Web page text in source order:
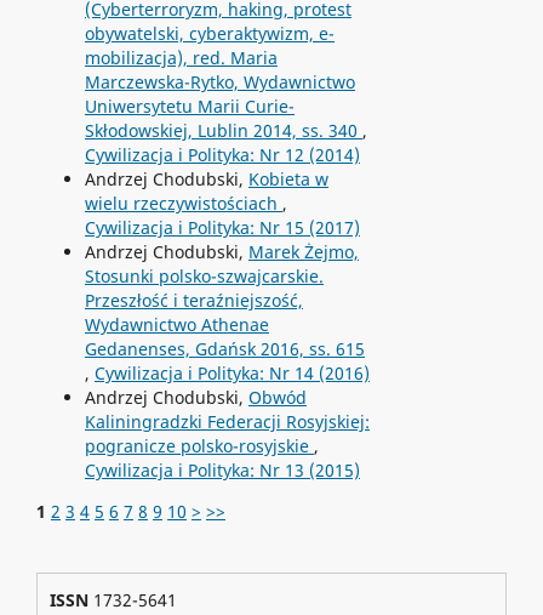
(Cyberterroryzm, haking, protest
obywatelski, cyberaktywizm, e-
mobilizacja), red. Maria
Marczewska-Rytko, Wydawnictwo
Uniwersytetu Marii Curie-
Skłodowskiej, Lublin 2014, ss. 340 ,
Cywilizacja i Polityka: Nr 12 (2014)
Andrzej Chodubski, Kobieta w
wielu rzeczywistościach ,
Cywilizacja i Polityka: Nr 15 (2017)
Andrzej Chodubski, Marek Żejmo,
Stosunki polsko-szwajcarskie.
Przeszłość i teraźniejszość,
Wydawnictwo Athenae
Gedanenses, Gdańsk 2016, ss. 615
, Cywilizacja i Polityka: Nr 14 (2016)
Andrzej Chodubski, Obwód
Kaliningradzki Federacji Rosyjskiej:
pogranicze polsko-rosyjskie ,
Cywilizacja i Polityka: Nr 13 (2015)
1 2 3 4 5 6 7 8 9 10 > >>
ISSN1732-5641